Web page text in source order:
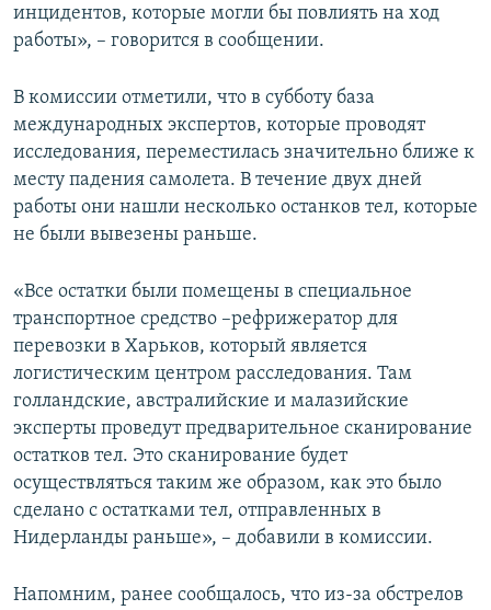
инцидентов, которые могли бы повлиять на ход
работы», – говорится в сообщении.
В комиссии отметили, что в субботу база
международных экспертов, которые проводят
исследования, переместилась значительно ближе к
месту падения самолета. В течение двух дней
работы они нашли несколько останков тел, которые
не были вывезены раньше.
«Все остатки были помещены в специальное
транспортное средство –рефрижератор для
перевозки в Харьков, который является
логистическим центром расследования. Там
голландские, австралийские и малазийские
эксперты проведут предварительное сканирование
остатков тел. Это сканирование будет
осуществляться таким же образом, как это было
сделано с остатками тел, отправленных в
Нидерланды раньше», – добавили в комиссии.
Напомним, ранее сообщалось, что из-за обстрелов